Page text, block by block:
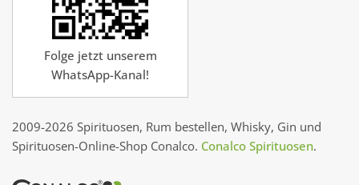
Folge jetzt unserem
WhatsApp-Kanal!
2009-2026 Spirituosen, Rum bestellen, Whisky, Gin und
Spirituosen-Online-Shop Conalco. Conalco Spirituosen.